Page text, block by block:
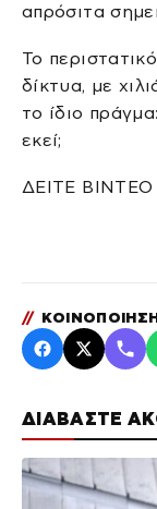
ΔΙΑΒΑΣΤΕ
απρόσιτα
Το
δίκτυα, με
το ίδιο
εκεί;
ΔΕΙΤΕ ΒΙΝΤΕΟ
//